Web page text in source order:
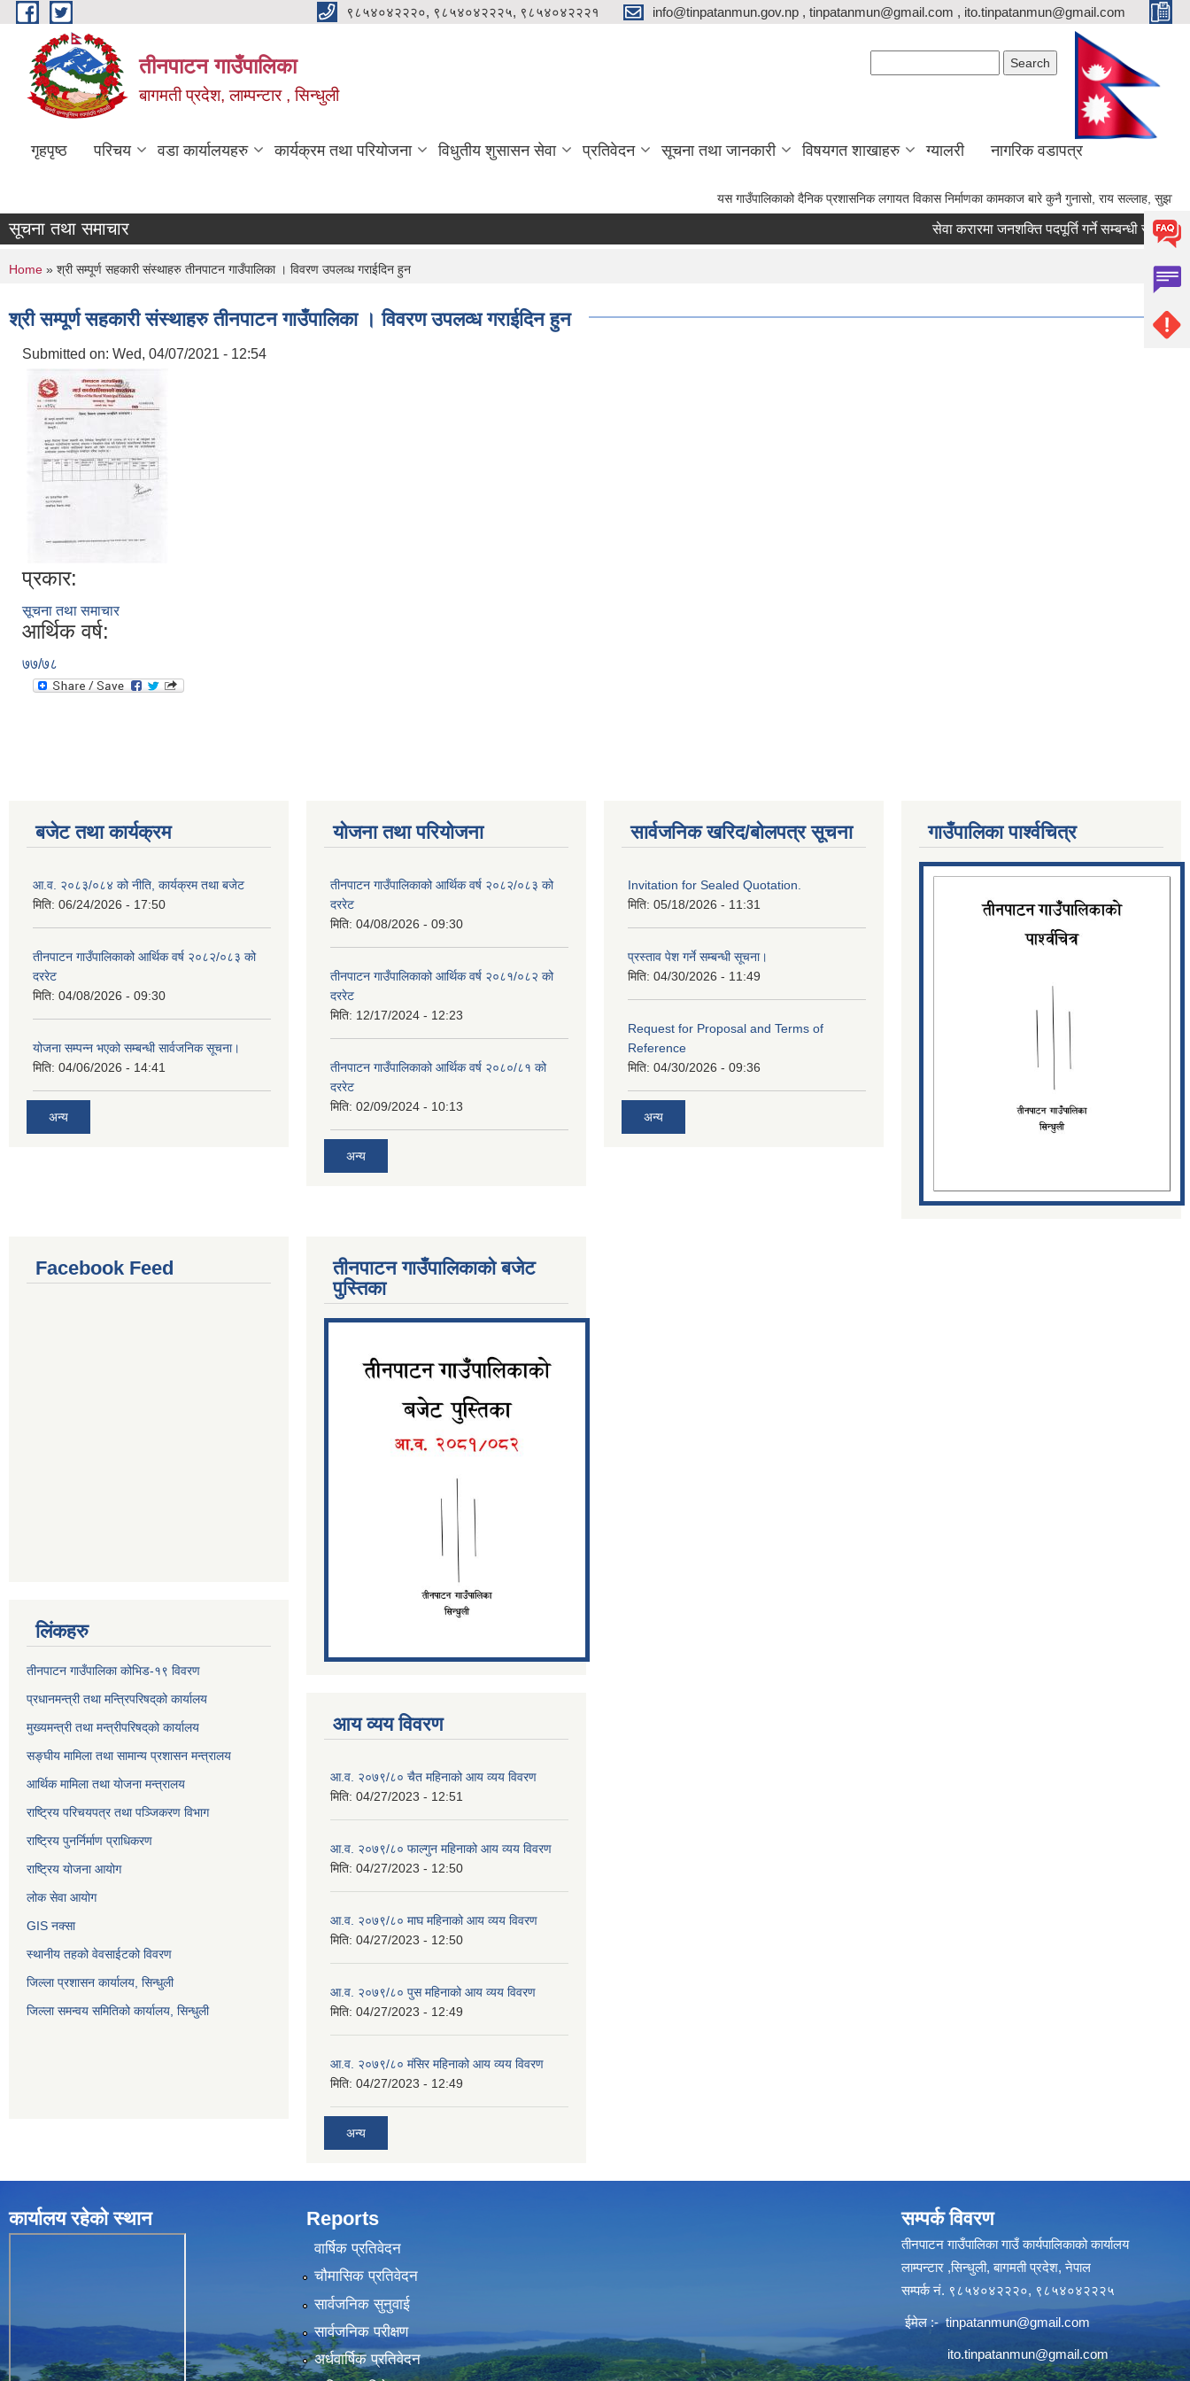
Skip to main content ९८५४०४२२२०, ९८५४०४२२२५, ९८५४०४२२२१ info@tinpatanmun.gov.np , tinpatanmun@gmail.com , ito.tinpatanmun@gmail.com
तीनपाटन गाउँपालिका
बागमती प्रदेश, लाम्पन्टार , सिन्धुली
गृहपृष्ठ परिचय वडा कार्यालयहरु कार्यक्रम तथा परियोजना विधुतीय शुसासन सेवा प्रतिवेदन सूचना तथा जानकारी विषयगत शाखाहरु ग्यालरी नागरिक वडापत्र
यस गाउँपालिकाको दैनिक प्रशासनिक लगायत विकास निर्माणका कामकाज बारे कुनै गुनासो, राय सल्लाह, सुझाव भए
सूचना तथा समाचार सेवा करारमा जनशक्ति पदपूर्ति गर्ने सम्बन्धी सूचना।
You are here
Home » श्री सम्पूर्ण सहकारी संस्थाहरु तीनपाटन गाउँपालिका । विवरण उपलव्ध गराईदिन हुन
श्री सम्पूर्ण सहकारी संस्थाहरु तीनपाटन गाउँपालिका । विवरण उपलव्ध गराईदिन हुन
Submitted on: Wed, 04/07/2021 - 12:54
प्रकार:
सूचना तथा समाचार
आर्थिक वर्ष:
७७/७८
बजेट तथा कार्यक्रम
आ.व. २०८३/०८४ को नीति, कार्यक्रम तथा बजेट
मिति: 06/24/2026 - 17:50
तीनपाटन गाउँपालिकाको आर्थिक वर्ष २०८२/०८३ को
दररेट
मिति: 04/08/2026 - 09:30
योजना सम्पन्न भएको सम्बन्धी सार्वजनिक सूचना।
मिति: 04/06/2026 - 14:41
अन्य
योजना तथा परियोजना
तीनपाटन गाउँपालिकाको आर्थिक वर्ष २०८२/०८३ को
दररेट
मिति: 04/08/2026 - 09:30
तीनपाटन गाउँपालिकाको आर्थिक वर्ष २०८१/०८२ को
दररेट
मिति: 12/17/2024 - 12:23
तीनपाटन गाउँपालिकाको आर्थिक वर्ष २०८०/८१ को
दररेट
मिति: 02/09/2024 - 10:13
अन्य
सार्वजनिक खरिद/बोलपत्र सूचना
Invitation for Sealed Quotation.
मिति: 05/18/2026 - 11:31
प्रस्ताव पेश गर्ने सम्बन्धी सूचना।
मिति: 04/30/2026 - 11:49
Request for Proposal and Terms of
Reference
मिति: 04/30/2026 - 09:36
अन्य
गाउँपालिका पार्श्‍वचित्र
Facebook Feed
लिंकहरु
तीनपाटन गाउँपालिका कोभिड-१९ विवरण
प्रधानमन्त्री तथा मन्त्रिपरिषद्‌को कार्यालय
मुख्यमन्त्री तथा मन्त्रीपरिषद्‌को कार्यालय
सङ्घीय मामिला तथा सामान्य प्रशासन मन्त्रालय
आर्थिक मामिला तथा योजना मन्त्रालय
राष्ट्रिय परिचयपत्र तथा पञ्जिकरण विभाग
राष्ट्रिय पुनर्निर्माण प्राधिकरण
राष्ट्रिय योजना आयोग
लोक सेवा आयोग
GIS नक्सा
स्थानीय तहको वेवसाईटको विवरण
जिल्ला प्रशासन कार्यालय, सिन्धुली
जिल्ला समन्वय समितिको कार्यालय, सिन्धुली
तीनपाटन गाउँपालिकाको बजेट
पुस्तिका
आय व्यय विवरण
आ.व. २०७९/८० चैत महिनाको आय व्यय विवरण
मिति: 04/27/2023 - 12:51
आ.व. २०७९/८० फाल्गुन महिनाको आय व्यय विवरण
मिति: 04/27/2023 - 12:50
आ.व. २०७९/८० माघ महिनाको आय व्यय विवरण
मिति: 04/27/2023 - 12:50
आ.व. २०७९/८० पुस महिनाको आय व्यय विवरण
मिति: 04/27/2023 - 12:49
आ.व. २०७९/८० मंसिर महिनाको आय व्यय विवरण
मिति: 04/27/2023 - 12:49
अन्य
कार्यालय रहेकाे स्थान Reports
वार्षिक प्रतिवेदन
चौमासिक प्रतिवेदन
सार्वजनिक सुनुवाई
सार्वजनिक परीक्षण
अर्धवार्षिक प्रतिवेदन
सम्पर्क विवरण
तीनपाटन गाउँपालिका गाउँ कार्यपालिकाको कार्यालय
लाम्पन्टार ,सिन्धुली, बागमती प्रदेश, नेपाल
सम्पर्क नं. ९८५४०४२२२०, ९८५४०४२२२५
ईमेल :-tinpatanmun@gmail.com
ito.tinpatanmun@gmail.com